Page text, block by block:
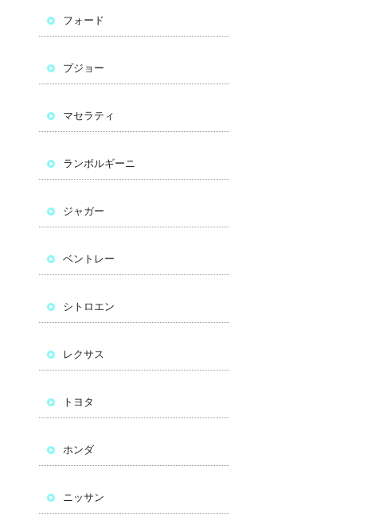
フォード
プジョー
マセラティ
ランボルギーニ
ジャガー
ベントレー
シトロエン
レクサス
トヨタ
ホンダ
ニッサン